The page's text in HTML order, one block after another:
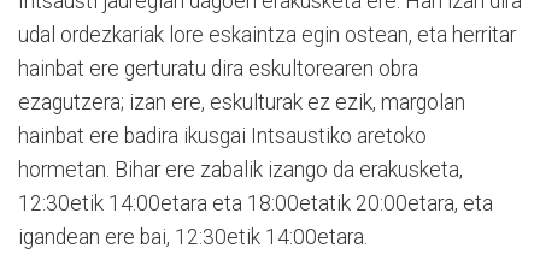
udal ordezkariak lore eskaintza egin ostean, eta herritar
hainbat ere gerturatu dira eskultorearen obra
ezagutzera; izan ere, eskulturak ez ezik, margolan
hainbat ere badira ikusgai Intsaustiko aretoko
hormetan. Bihar ere zabalik izango da erakusketa,
12:30etik 14:00etara eta 18:00etatik 20:00etara, eta
igandean ere bai, 12:30etik 14:00etara.